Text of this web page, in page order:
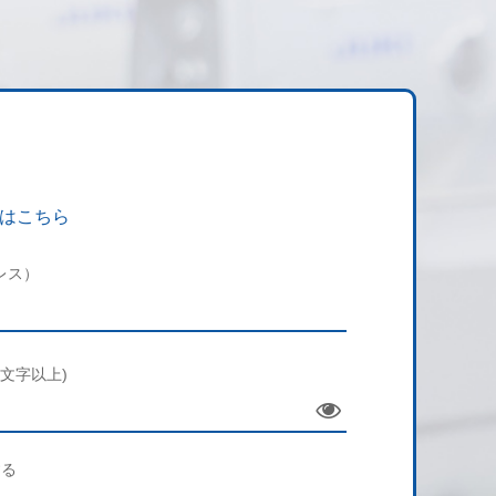
こちら
）
字以上)
Sho
w